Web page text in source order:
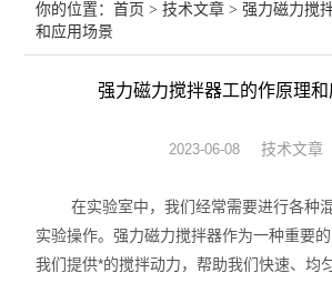
双层玻璃反应釜
单层玻璃反应釜
低温冷却液循环泵
你的位置：首页 >技术文章 > 强力磁力搅
和应用场景
强力磁力搅拌器工的作原理
2023-06-08 技术文章
在实验室中，我们经常需要进行各种
实验操作。强力磁力搅拌器作为一种重要
我们提供*的搅拌动力，帮助我们快速、均